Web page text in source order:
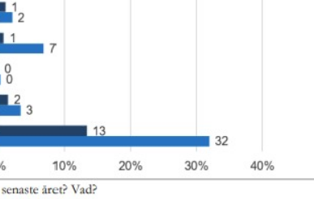
politik »
»
»